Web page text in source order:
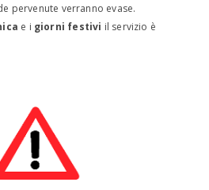
pervenute verranno evase.
e i giorni festivi il servizio è